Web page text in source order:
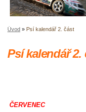
Úvod » Psí kalendář 2. část
Psí kalendář 2.
ČERVENEC